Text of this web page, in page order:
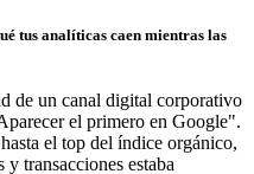
tus analíticas caen mientras las
de un canal digital corporativo
el primero en Google".
el top del índice orgánico,
transacciones estaba